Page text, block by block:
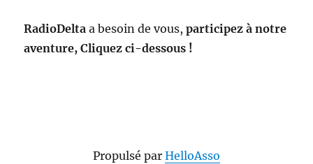
RadioDelta a besoin de vous,participez à notre
aventure, Cliquez ci-dessous !
Propulsé par HelloAsso